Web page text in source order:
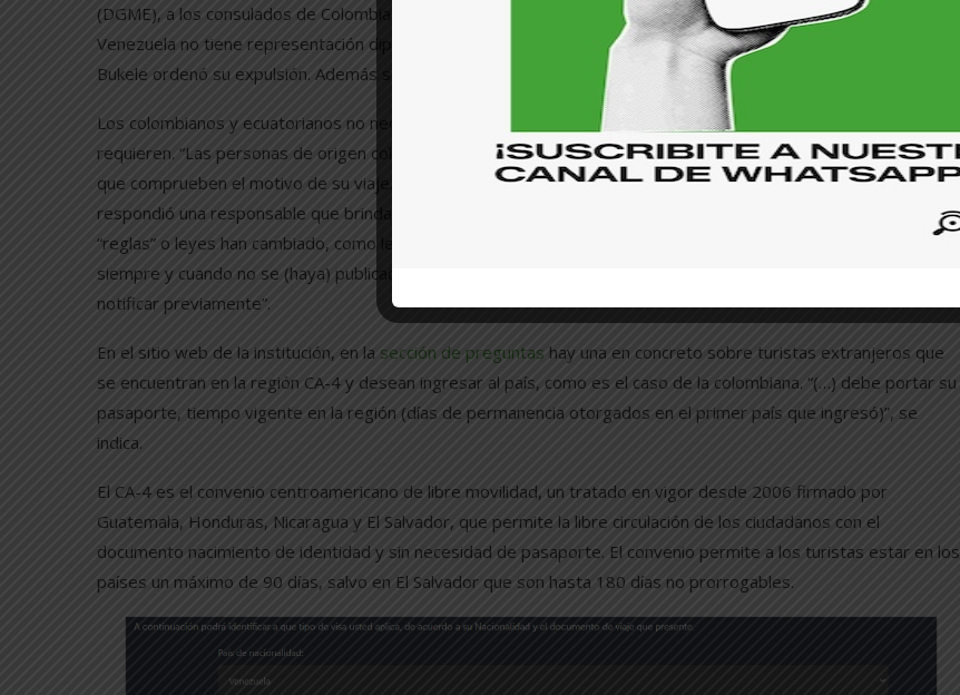
(DGME), a los consulados de Colombia y Ecuador en El Salvador, así como a un venezolano conocedor del asunto.
Venezuela no tiene representación diplomática en el país desde noviembre de 2019 cuando el presidente Nayib
Bukele ordenó su expulsión. Además se revisaron los sitios web de Migración y Cancillería.
Los colombianos y ecuatorianos no necesitan visa para entrar a El Salvador, no así los venezolanos, que sí la
requieren. “Las personas de origen colombiano solo deben presentar su pasaporte vigente y los documentos
que comprueben el motivo de su viaje. Por ser colombiano, no necesitan hacer trámites de visa, están exentos”,
respondió una responsable que brinda información de la DGME, consultada por teléfono. Con respecto a si las
“reglas” o leyes han cambiado, como le dijeron a la protagonista de esta historia, añadió que “esa información,
siempre y cuando no se (haya) publicado, no tiene fundamentos. Cuando se haga un cambio en la ley se va a
notificar previamente”.
En el sitio web de la institución, en la sección de preguntas hay una en concreto sobre turistas extranjeros que
se encuentran en la región CA-4 y desean ingresar al país, como es el caso de la colombiana. “(…) debe portar su
pasaporte, tiempo vigente en la región (días de permanencia otorgados en el primer país que ingresó)”, se
indica.
El CA-4 es el convenio centroamericano de libre movilidad, un tratado en vigor desde 2006 firmado por
Guatemala, Honduras, Nicaragua y El Salvador, que permite la libre circulación de los ciudadanos con el
documento nacimiento de identidad y sin necesidad de pasaporte. El convenio permite a los turistas estar en los
países un máximo de 90 días, salvo en El Salvador que son hasta 180 días no prorrogables.